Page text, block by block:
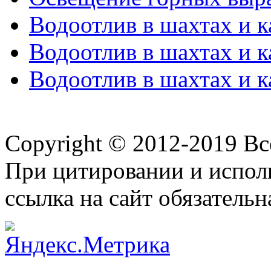
Водоотлив в шахтах и
Водоотлив в шахтах и
Водоотлив в шахтах и
Copyright © 2012-2019
При цитировании и
ссылка на сайт